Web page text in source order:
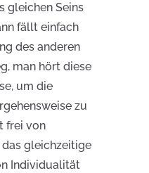
gleichen Seins
fällt einfach
des anderen
man hört diese
um die
zu
frei von
gleichzeitige
Individualität